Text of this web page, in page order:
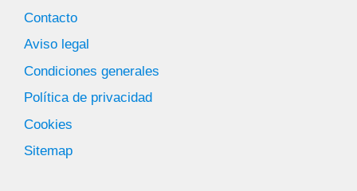
Contacto
Aviso legal
Condiciones generales
Política de privacidad
Cookies
Sitemap